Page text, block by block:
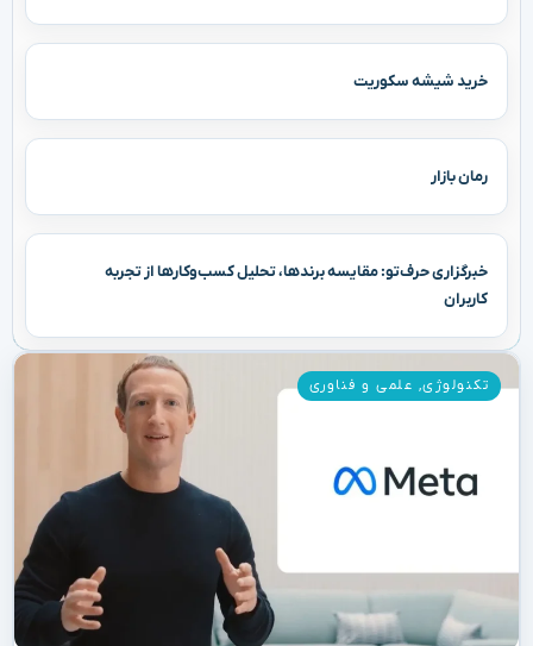
خرید شیشه سکوریت
رمان بازار
خبرگزاری حرف‌تو: مقایسه برندها، تحلیل کسب‌وکارها از تجربه
کاربران
تکنولوژی, علمی و فناوری